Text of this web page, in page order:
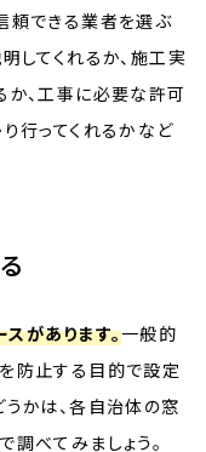
頼できる業者を選ぶ
してくれるか、施工実
か、工事に必要な許可
行ってくれるかなど
があります。一般的
防止する目的で設定
かは、各自治体の窓
べてみましょう。